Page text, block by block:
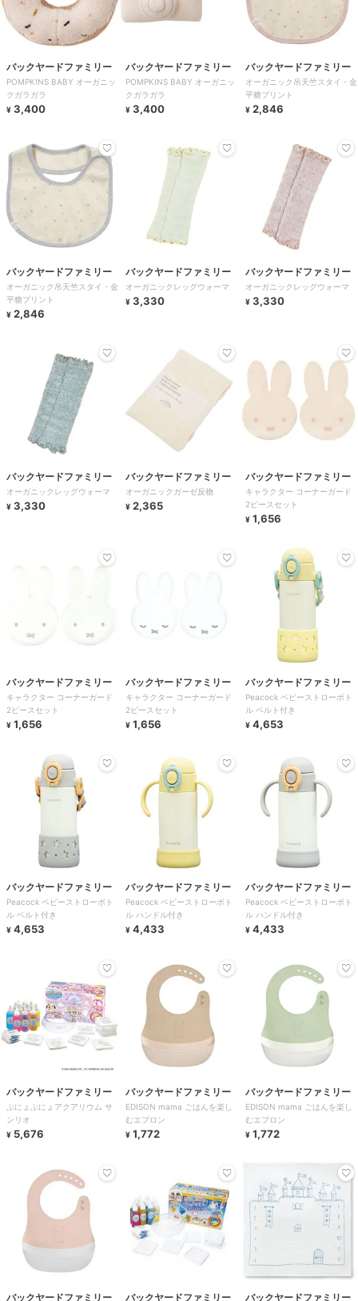
バックヤードファミリー
POMPKINS BABY オーガニッ
クガラガラ
¥ 3,400
バックヤードファミリー
POMPKINS BABY オーガニッ
クガラガラ
¥ 3,400
バックヤードファミリー
オーガニック吊天竺スタイ・金
平糖プリント
¥ 2,846
バックヤードファミリー
オーガニック吊天竺スタイ・金
平糖プリント
¥ 2,846
バックヤードファミリー
オーガニックレッグウォーマ
¥ 3,330
バックヤードファミリー
オーガニックレッグウォーマ
¥ 3,330
バックヤードファミリー
オーガニックレッグウォーマ
¥ 3,330
バックヤードファミリー
オーガニックガーゼ反物
¥ 2,365
バックヤードファミリー
キャラクター コーナーガード
2ピースセット
¥ 1,656
バックヤードファミリー
キャラクター コーナーガード
2ピースセット
¥ 1,656
バックヤードファミリー
キャラクター コーナーガード
2ピースセット
¥ 1,656
バックヤードファミリー
Peacock ベビーストローボト
ル ベルト付き
¥ 4,653
バックヤードファミリー
Peacock ベビーストローボト
ル ベルト付き
¥ 4,653
バックヤードファミリー
Peacock ベビーストローボト
ル ハンドル付き
¥ 4,433
バックヤードファミリー
Peacock ベビーストローボト
ル ハンドル付き
¥ 4,433
バックヤードファミリー
ぷにょぷにょアクアリウム サ
ンリオ
¥ 5,676
バックヤードファミリー
EDISON mama ごはんを楽し
むエプロン
¥ 1,772
バックヤードファミリー
EDISON mama ごはんを楽し
むエプロン
¥ 1,772
バックヤードファミリー バックヤードファミリー バックヤードファミリー